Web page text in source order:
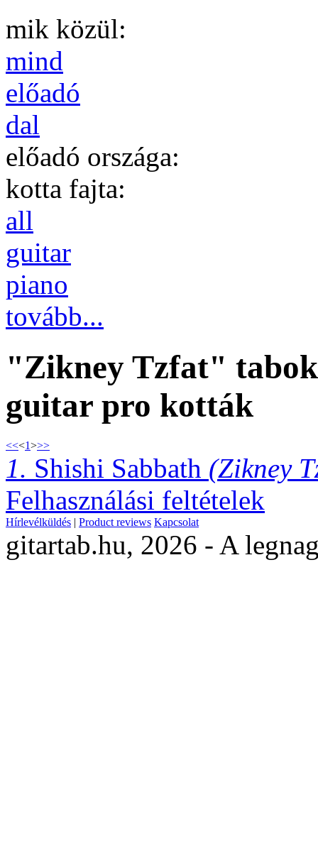
mik közül:
mind
előadó
dal
előadó országa:
kotta fajta:
all
guitar
piano
tovább...
"Zikney Tzfat"
guitar pro kották
<<<1>>>
1. Shishi Sabbath (Zikney
Felhasználási feltételek
Hírlevélküldés | Product reviews Kapcsolat
gitartab.hu, 2026 - A